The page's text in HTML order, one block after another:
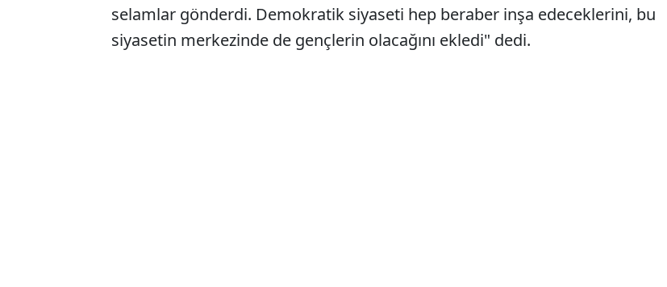
selamlar gönderdi. Demokratik siyaseti hep beraber inşa edeceklerini, bu
siyasetin merkezinde de gençlerin olacağını ekledi" dedi.